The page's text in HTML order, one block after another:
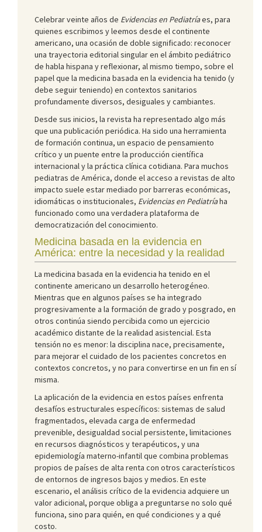
Celebrar veinte años de Evidencias en Pediatríaes, para
quienes escribimos y leemos desde el continente
americano, una ocasión de doble significado: reconocer
una trayectoria editorial singular en el ámbito pediátrico
de habla hispana y reflexionar, al mismo tiempo, sobre el
papel que la medicina basada en la evidencia ha tenido (y
debe seguir teniendo) en contextos sanitarios
profundamente diversos, desiguales y cambiantes.
Desde sus inicios, la revista ha representado algo más
que una publicación periódica. Ha sido una herramienta
de formación continua, un espacio de pensamiento
crítico y un puente entre la producción científica
internacional y la práctica clínica cotidiana. Para muchos
pediatras de América, donde el acceso a revistas de alto
impacto suele estar mediado por barreras económicas,
idiomáticas o institucionales, Evidencias en Pediatríaha
funcionado como una verdadera plataforma de
democratización del conocimiento.
Medicina basada en la evidencia en
América: entre la necesidad y la realidad
La medicina basada en la evidencia ha tenido en el
continente americano un desarrollo heterogéneo.
Mientras que en algunos países se ha integrado
progresivamente a la formación de grado y posgrado, en
otros continúa siendo percibida como un ejercicio
académico distante de la realidad asistencial. Esta
tensión no es menor: la disciplina nace, precisamente,
para mejorar el cuidado de los pacientes concretos en
contextos concretos, y no para convertirse en un fin en sí
misma.
La aplicación de la evidencia en estos países enfrenta
desafíos estructurales específicos: sistemas de salud
fragmentados, elevada carga de enfermedad
prevenible, desigualdad social persistente, limitaciones
en recursos diagnósticos y terapéuticos, y una
epidemiología materno-infantil que combina problemas
propios de países de alta renta con otros característicos
de entornos de ingresos bajos y medios. En este
escenario, el análisis crítico de la evidencia adquiere un
valor adicional, porque obliga a preguntarse no solo qué
funciona, sino para quién, en qué condiciones y a qué
costo.